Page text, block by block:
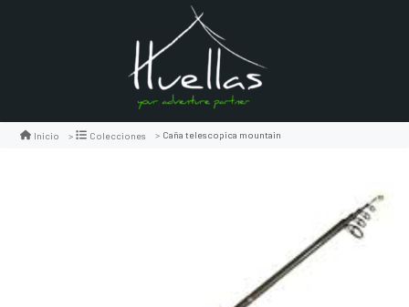
Inicio Colecciones Caña telescopica mountain